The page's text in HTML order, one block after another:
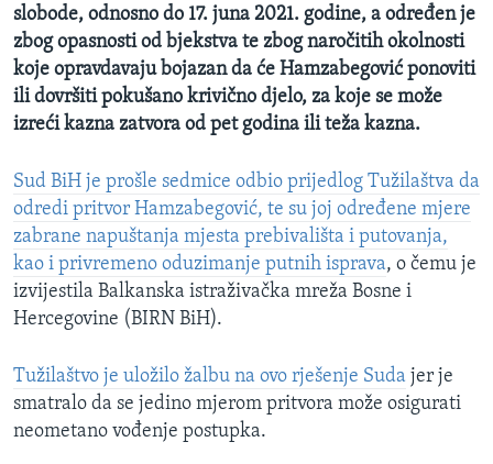
Jezici
slobode, odnosno do 17. juna 2021. godine, a određen je
zbog opasnosti od bjekstva te zbog naročitih okolnosti
koje opravdavaju bojazan da će Hamzabegović ponoviti
ili dovršiti pokušano krivično djelo, za koje se može
izreći kazna zatvora od pet godina ili teža kazna.
Sud BiH je prošle sedmice odbio prijedlog Tužilaštva da
odredi pritvor Hamzabegović, te su joj određene mjere
zabrane napuštanja mjesta prebivališta i putovanja,
kao i privremeno oduzimanje putnih isprava, o čemu je
izvijestila Balkanska istraživačka mreža Bosne i
Hercegovine (BIRN BiH).
Tužilaštvo je uložilo žalbu na ovo rješenje Suda jer je
smatralo da se jedino mjerom pritvora može osigurati
neometano vođenje postupka.